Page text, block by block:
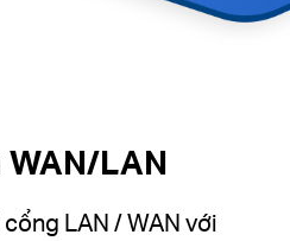
LAN
LAN / WAN với